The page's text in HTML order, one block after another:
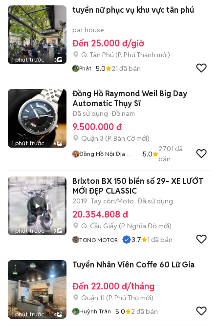
1 phút trước 3
tuyển nữ phục vụ khu vực tân phú
pat house
Đến 25.000 đ/giờ
Q. Tân Phú (P. Phú Thạnh mới)
Phát 5.0 21 đã bán
1 phút trước 6
Đồng Hồ Raymond Weil Big Day
Automatic Thụy Sĩ
Đã sử dụng Đồ nam
9.500.000 đ
Quận 3 (P. Bàn Cờmới)
Đồng Hồ Nội Địa
5.0
2701 đã
bán
1 phút trước 9
Brixton BX 150 biển số 29- XE LƯỚT
MỚI ĐẸP CLASSIC
2019 Tay côn/Moto Đã sử dụng
20.354.808 đ
Q. Cầu Giấy (P. Nghĩa Đô mới)
TONG MOTOR 3.7 1 đã bán
1 phút trước 4
Tuyển Nhân Viên Coffe 60 Lữ Gia
Đến 22.000 đ/tháng
Quận 11 (P. Phú Thọ mới)
Huỳnh Trân 5.0 2 đã bán